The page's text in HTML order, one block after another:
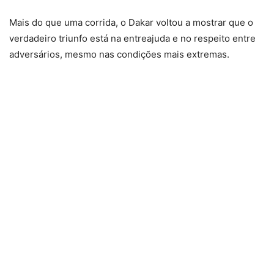
Mais do que uma corrida, o Dakar voltou a mostrar que o
verdadeiro triunfo está na entreajuda e no respeito entre
adversários, mesmo nas condições mais extremas.